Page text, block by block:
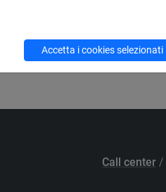
Call center /
Accetta i cookies selezionati